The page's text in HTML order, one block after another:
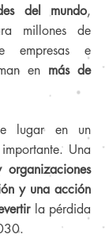
del mundo,
millones de
empresas e
en más de
lugar en un
Una
organizaciones
y una acción
la pérdida